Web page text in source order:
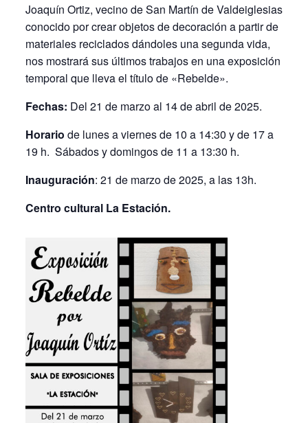
Joaquín Ortiz, vecino de San Martín de Valdeiglesias
conocido por crear objetos de decoración a partir de
materiales reciclados dándoles una segunda vida,
nos mostrará sus últimos trabajos en una exposición
temporal que lleva el título de «Rebelde».
Fechas: Del 21 de marzo al 14 de abril de 2025.
Horario de lunes a viernes de 10 a 14:30 y de 17 a
19 h. Sábados y domingos de 11 a 13:30 h.
Inauguración: 21 de marzo de 2025, a las 13h.
Centro cultural La Estación.